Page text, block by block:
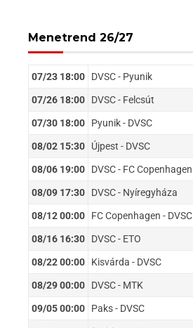
Menetrend 26/27
07/23 18:00 DVSC - Pyunik
07/26 18:00 DVSC - Felcsút
07/30 18:00 Pyunik - DVSC
08/02 15:30 Újpest - DVSC
08/06 19:00 DVSC - FC Copenhagen
08/09 17:30 DVSC - Nyíregyháza
08/12 00:00 FC Copenhagen - DVSC
08/16 16:30 DVSC - ETO
08/22 00:00 Kisvárda - DVSC
08/29 00:00 DVSC - MTK
09/05 00:00 Paks - DVSC